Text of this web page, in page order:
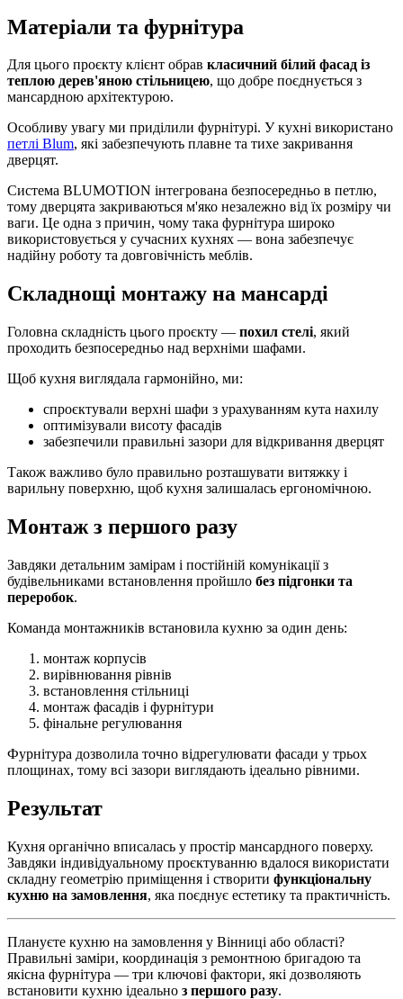
Матеріали та фурнітура
Для цього проєкту клієнт обрав класичний білий фасад із
теплою дерев'яною стільницею, що добре поєднується з
мансардною архітектурою.
Особливу увагу ми приділили фурнітурі. У кухні використано
петлі Blum, які забезпечують плавне та тихе закривання
дверцят.
Система BLUMOTION інтегрована безпосередньо в петлю,
тому дверцята закриваються м'яко незалежно від їх розміру чи
ваги. Це одна з причин, чому така фурнітура широко
використовується у сучасних кухнях — вона забезпечує
надійну роботу та довговічність меблів.
Складнощі монтажу на мансарді
Головна складність цього проєкту — похил стелі, який
проходить безпосередньо над верхніми шафами.
Щоб кухня виглядала гармонійно, ми:
спроєктували верхні шафи з урахуванням кута нахилу
оптимізували висоту фасадів
забезпечили правильні зазори для відкривання дверцят
Також важливо було правильно розташувати витяжку і
варильну поверхню, щоб кухня залишалась ергономічною.
Монтаж з першого разу
Завдяки детальним замірам і постійній комунікації з
будівельниками встановлення пройшло без підгонки та
переробок.
Команда монтажників встановила кухню за один день:
монтаж корпусів
вирівнювання рівнів
встановлення стільниці
монтаж фасадів і фурнітури
фінальне регулювання
Фурнітура дозволила точно відрегулювати фасади у трьох
площинах, тому всі зазори виглядають ідеально рівними.
Результат
Кухня органічно вписалась у простір мансардного поверху.
Завдяки індивідуальному проєктуванню вдалося використати
складну геометрію приміщення і створити функціональну
кухню на замовлення, яка поєднує естетику та практичність.
Плануєте кухню на замовлення у Вінниці або області?
Правильні заміри, координація з ремонтною бригадою та
якісна фурнітура — три ключові фактори, які дозволяють
встановити кухню ідеально з першого разу.